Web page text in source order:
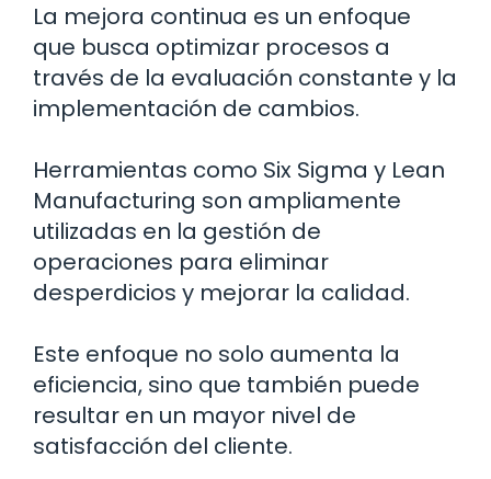
La mejora continua es un enfoque
que busca optimizar procesos a
través de la evaluación constante y la
implementación de cambios.
Herramientas como Six Sigma y Lean
Manufacturing son ampliamente
utilizadas en la gestión de
operaciones para eliminar
desperdicios y mejorar la calidad.
Este enfoque no solo aumenta la
eficiencia, sino que también puede
resultar en un mayor nivel de
satisfacción del cliente.